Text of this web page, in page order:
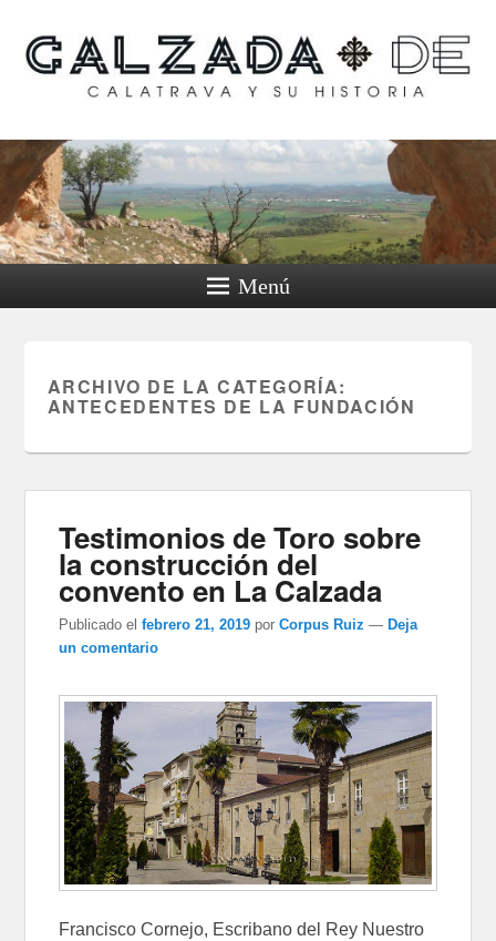
Calzada de Calatrava y
su historia
Menú
ARCHIVO DE LA CATEGORÍA:
ANTECEDENTES DE LA FUNDACIÓN
Testimonios de Toro sobre
la construcción del
convento en La Calzada
Publicado el febrero 21, 2019 porCorpus Ruiz — Deja
un comentario
Francisco Cornejo, Escribano del Rey Nuestro